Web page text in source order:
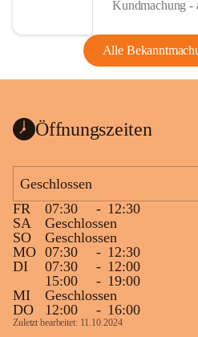
Kundmachung -
Alle
Öffnungszeiten
Geschlossen
FR
07:30 - 12:30
SA
Geschlossen
SO
Geschlossen
MO 07:30 - 12:30
DI
07:30 - 12:00
15:00
- 19:00
MI
Geschlossen
DO
12:00 - 16:00
Zuletzt bearbeitet: 11.10.2024